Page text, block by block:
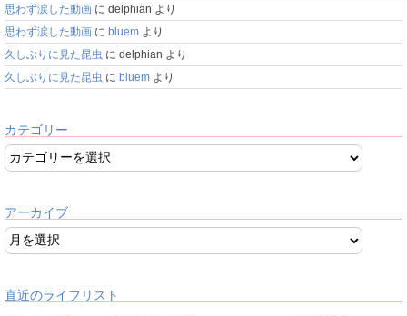
思わず涙した動画 に delphian より
思わず涙した動画 に bluem より
久しぶりに見た昆虫 に delphian より
久しぶりに見た昆虫 に bluem より
カテゴリー
アーカイブ
直近のライフリスト